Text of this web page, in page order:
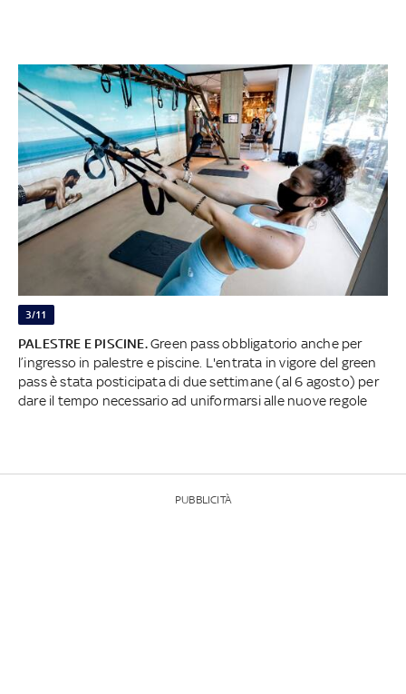
3/11
PALESTRE E PISCINE.Green pass obbligatorio anche per
l’ingresso in palestre e piscine. L'entrata in vigore del green
pass è stata posticipata di due settimane (al 6 agosto) per
dare il tempo necessario ad uniformarsi alle nuove regole
PUBBLICITÀ